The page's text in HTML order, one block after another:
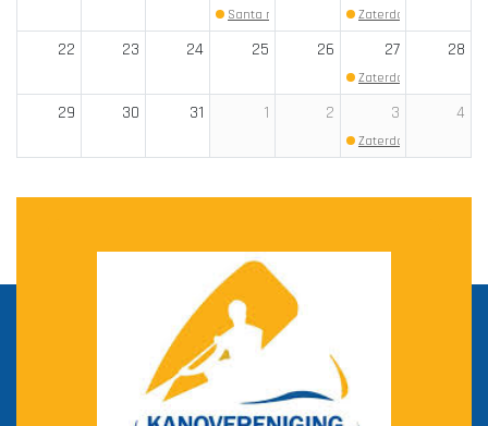
Santa run go... (Begin: 18:00)Zaterdag clu...
22 23 24 25 26 27
Zaterdag clu...
28
29 30 31 1 2 3
Zaterdag clu...
4